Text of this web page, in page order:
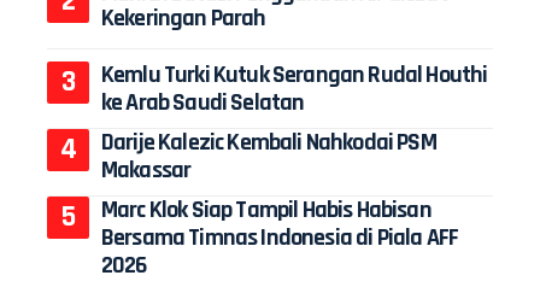
Kekeringan Parah
Kemlu Turki Kutuk Serangan Rudal Houthi
ke Arab Saudi Selatan
Darije Kalezic Kembali Nahkodai PSM
Makassar
Marc Klok Siap Tampil Habis Habisan
Bersama Timnas Indonesia di Piala AFF
2026